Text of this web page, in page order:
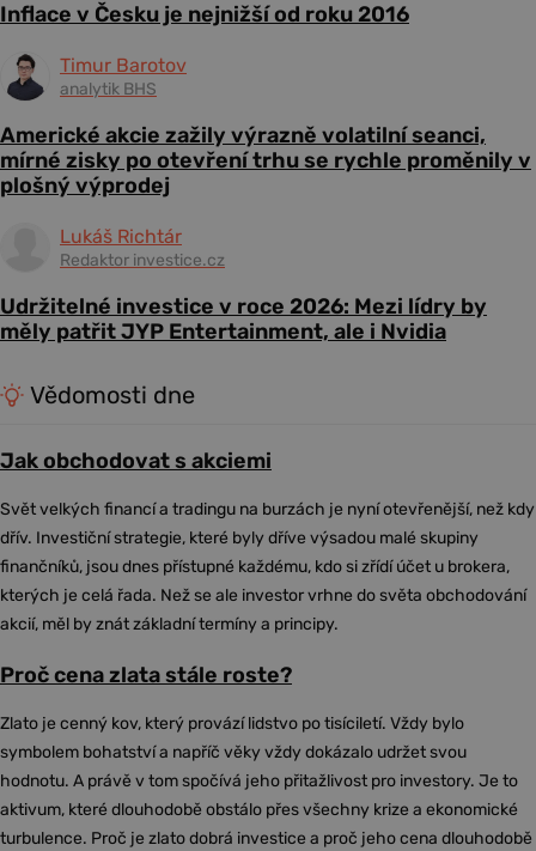
Inflace v Česku je nejnižší od roku 2016
Timur Barotov
analytik BHS
Americké akcie zažily výrazně volatilní seanci,
mírné zisky po otevření trhu se rychle proměnily v
plošný výprodej
Lukáš Richtár
Redaktor investice.cz
Udržitelné investice v roce 2026: Mezi lídry by
měly patřit JYP Entertainment, ale i Nvidia
Vědomosti dne
Jak obchodovat s akciemi
Svět velkých financí a tradingu na burzách je nyní otevřenější, než kdy
dřív. Investiční strategie, které byly dříve výsadou malé skupiny
finančníků, jsou dnes přístupné každému, kdo si zřídí účet u brokera,
kterých je celá řada. Než se ale investor vrhne do světa obchodování
akcií, měl by znát základní termíny a principy.
Proč cena zlata stále roste?
Zlato je cenný kov, který provází lidstvo po tisíciletí. Vždy bylo
symbolem bohatství a napříč věky vždy dokázalo udržet svou
hodnotu. A právě v tom spočívá jeho přitažlivost pro investory. Je to
aktivum, které dlouhodobě obstálo přes všechny krize a ekonomické
turbulence. Proč je zlato dobrá investice a proč jeho cena dlouhodobě